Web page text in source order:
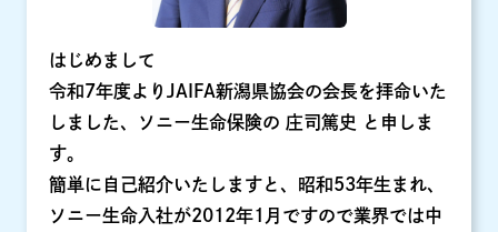
はじめまして
令和7年度よりJAIFA新潟県協会の会長を拝命いた
しました、ソニー生命保険の 庄司篤史 と申しま
す。
簡単に自己紹介いたしますと、昭和53年生まれ、
ソニー生命入社が2012年1月ですので業界では中